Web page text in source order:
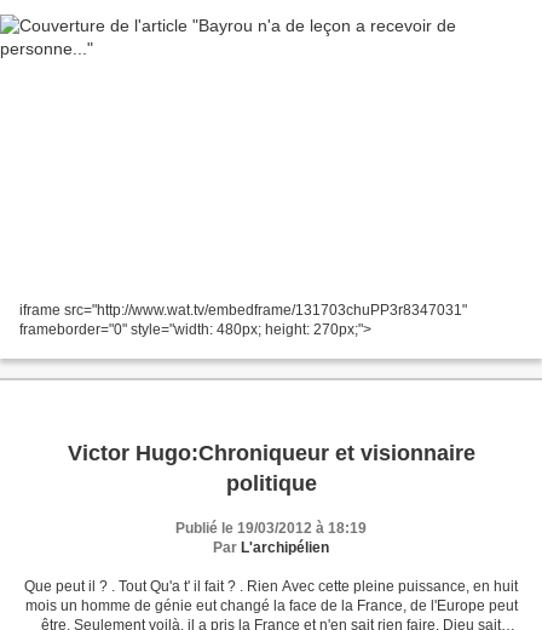
iframe src="http://www.wat.tv/embedframe/131703chuPP3r8347031"
frameborder="0" style="width: 480px; height: 270px;">
Victor Hugo:Chroniqueur et visionnaire
politique
Publié le 19/03/2012 à 18:19
Par L'archipélien
Que peut il ? . Tout Qu'a t' il fait ? . Rien Avec cette pleine puissance, en huit
mois un homme de génie eut changé la face de la France, de l'Europe peut
être. Seulement voilà, il a pris la France et n'en sait rien faire. Dieu sait